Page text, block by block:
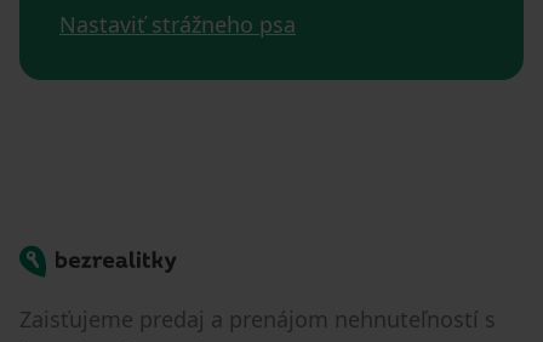
Nastaviť strážneho psa
Bezrealitky
Zaisťujeme predaj a prenájom nehnuteľností s